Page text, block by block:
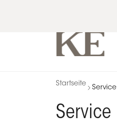
Startseite
Service
Service